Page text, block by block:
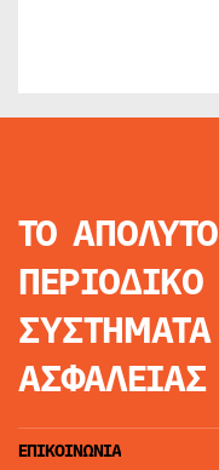
ΤΟ ΑΠΟΛΥΤΟ
ΠΕΡΙΟΔΙΚΟ
ΣΥΣΤΗΜΑΤΑ
ΑΣΦΑΛΕΙΑΣ
ΕΠΙΚΟΙΝΩΝΙΑ